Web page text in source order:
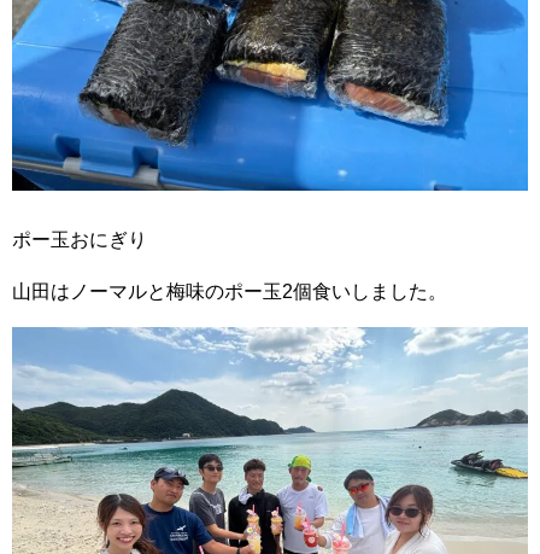
ポー玉おにぎり
山田はノーマルと梅味のポー玉2個食いしました。